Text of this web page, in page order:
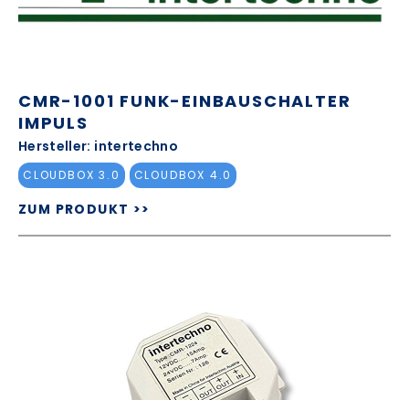
CMR-1001 FUNK-EINBAUSCHALTER
IMPULS
Hersteller: intertechno
CLOUDBOX 3.0 CLOUDBOX 4.0
ZUM PRODUKT >>